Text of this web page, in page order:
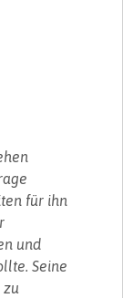
für ihn
und
Seine
zu